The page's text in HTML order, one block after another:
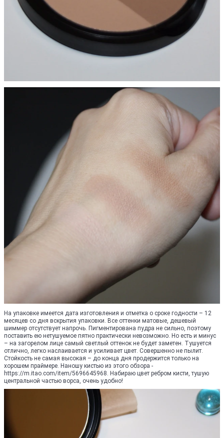
На упаковке имеется дата изготовления и отметка о сроке годности – 12
месяцев со дня вскрытия упаковки. Все оттенки матовые, дешевый
шиммер отсутствует напрочь. Пигментирована пудра не сильно, поэтому
поставить ею нетушуемое пятно практически невозможно. Но есть и минус
– на загорелом лице самый светлый оттенок не будет заметен. Тушуется
отлично, легко наслаивается и усиливает цвет. Совершенно не пылит.
Стойкость не самая высокая – до конца дня продержится только на
хорошем праймере. Наношу кистью из этого обзора -
https://m.itao.com/item/5696645968. Набираю цвет ребром кисти, тушую
центральной частью ворса, очень удобно!